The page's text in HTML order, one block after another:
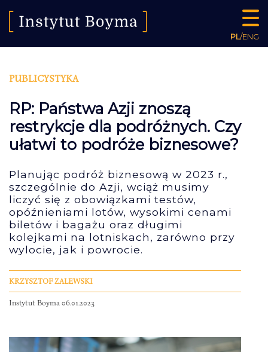
PL/ENG
PUBLICYSTYKA
RP: Państwa Azji znoszą
restrykcje dla podróżnych. Czy
ułatwi to podróże biznesowe?
Planując podróż biznesową w 2023 r.,
szczególnie do Azji, wciąż musimy
liczyć się z obowiązkami testów,
opóźnieniami lotów, wysokimi cenami
biletów i bagażu oraz długimi
kolejkami na lotniskach, zarówno przy
wylocie, jak i powrocie.
KRZYSZTOF ZALEWSKI
Instytut Boyma 06.01.2023